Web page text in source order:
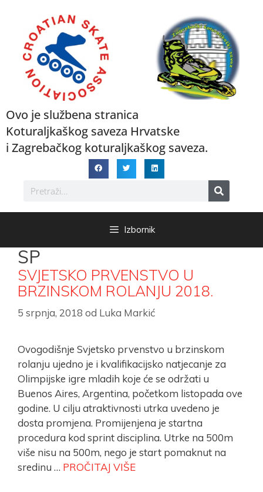
Ovo je službena stranica
Koturaljkaškog saveza Hrvatske
i Zagrebačkog koturaljkaškog saveza.
Izbornik
SP
SVJETSKO PRVENSTVO U
BRZINSKOM ROLANJU 2018.
5 srpnja, 2018 od Luka Markić
Ovogodišnje Svjetsko prvenstvo u brzinskom
rolanju ujedno je i kvalifikacijsko natjecanje za
Olimpijske igre mladih koje će se održati u
Buenos Aires, Argentina, početkom listopada ove
godine. U cilju atraktivnosti utrka uvedeno je
dosta promjena. Promijenjena je startna
procedura kod sprint disciplina. Utrke na 500m
više nisu na 500m, nego je start pomaknut na
sredinu … PROČITAJ VIŠE